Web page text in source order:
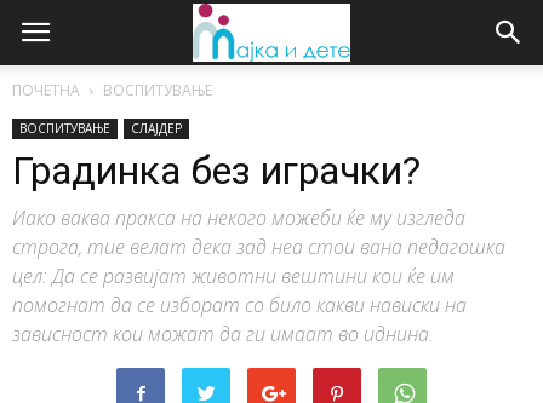
ПОЧЕТНА ВОСПИТУВАЊЕ
ВОСПИТУВАЊЕ СЛАЈДЕР
Градинка без играчки?
Иако ваква пракса на некого можеби ќе му изгледа
строга, тие велат дека зад неа стои вана педагошка
цел: Да се развијат животни вештини кои ќе им
помогнат да се изборат со било какви нависки на
зависност кои можат да ги имаат во иднина.